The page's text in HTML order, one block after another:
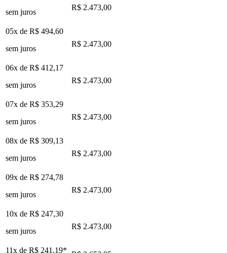
sem juros
R$ 2.473,00
05x de R$ 494,60
sem juros
R$ 2.473,00
06x de R$ 412,17
sem juros
R$ 2.473,00
07x de R$ 353,29
sem juros
R$ 2.473,00
08x de R$ 309,13
sem juros
R$ 2.473,00
09x de R$ 274,78
sem juros
R$ 2.473,00
10x de R$ 247,30
sem juros
R$ 2.473,00
11x de R$ 241,19*